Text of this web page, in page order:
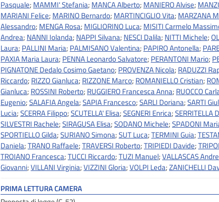
Pasquale; MAMMI' Stefania; MANCA Alberto; MANIERO Alvise;
MARIANI Felice; MARINO Bernardo; MARTINCIGLIO Vita; MARZANA
Alessandro; MENGA Rosa; MIGLIORINO Luca; MISITI Carmelo
Andrea; NANNI Iolanda; NAPPI Silvana; NESCI Dalila; NITTI Michele;
Laura; PALLINI Maria; PALMISANO Valentina; PAPIRO Antonella;
PAXIA Maria Laura; PENNA Leonardo Salvatore; PERANTONI Mario;
PIGNATONE Dedalo Cosimo Gaetano; PROVENZA Nicola; RADUZZI
Riccardo; RIZZO Gianluca; RIZZONE Marco; ROMANIELLO Cristian;
Gianluca; ROSSINI Roberto; RUGGIERO Francesca Anna; RUOCCO
Eugenio;SALAFIA Angela;SAPIA Francesco;SARLI Doriana;SARTI
Lucia;SCERRA Filippo;SCUTELLA' Elisa;SEGNERI Enrica;SERRITELLA
SILVESTRI Rachele;SIRAGUSA Elisa;SODANO Michele;SPADONI
SPORTIELLO Gilda;SURIANO Simona;SUT Luca;TERMINI Guia;
Daniela;TRANO Raffaele;TRAVERSI Roberto;TRIPIEDI Davide;
TROIANO Francesca;TUCCI Riccardo;TUZI Manuel;VALLASCAS
Giovanni;VILLANI Virginia;VIZZINI Gloria;VOLPI Leda;ZANICHELLI
PRIMA LETTURA CAMERA